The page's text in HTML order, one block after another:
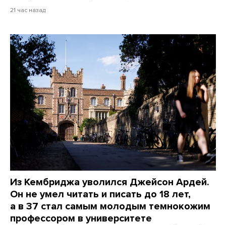
21 час назад
Из Кембриджа уволился Джейсон Ардей.
Он не умел читать и писать до 18 лет,
а в 37 стал самым молодым темнокожим
профессором в университете